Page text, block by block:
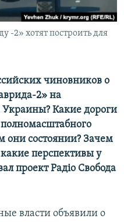
-2» хотят построить для
чиновников о
2» на
Какие дороги
они состоянии? Зачем
перспективы у
проект Радіо Свобода
власти объявили о